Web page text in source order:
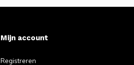
Mijn account
Registreren